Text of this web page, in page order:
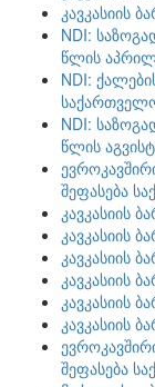
კავკასიის
NDI:
წლის
NDI:
NDI:
წლის
შეფასება
კავკასიის
კავკასიის
კავკასიის
კავკასიის
კავკასიის
კავკასიის
შეფასება